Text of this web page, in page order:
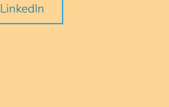
LinkedIn